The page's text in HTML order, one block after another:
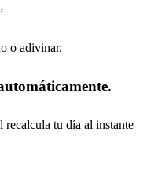
o adivinar.
tu día al instante